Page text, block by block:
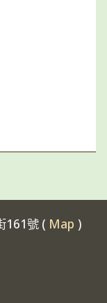
161號 ( Map )